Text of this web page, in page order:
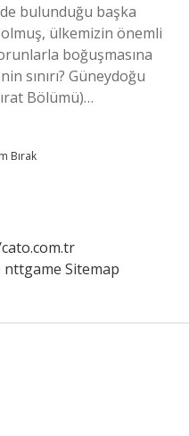
bulunduğu başka
olmuş, ülkemizin önemli
boğuşmasına
sınırı? Güneydoğu
Bölümü)…
Bırak
nttgame Sitemap